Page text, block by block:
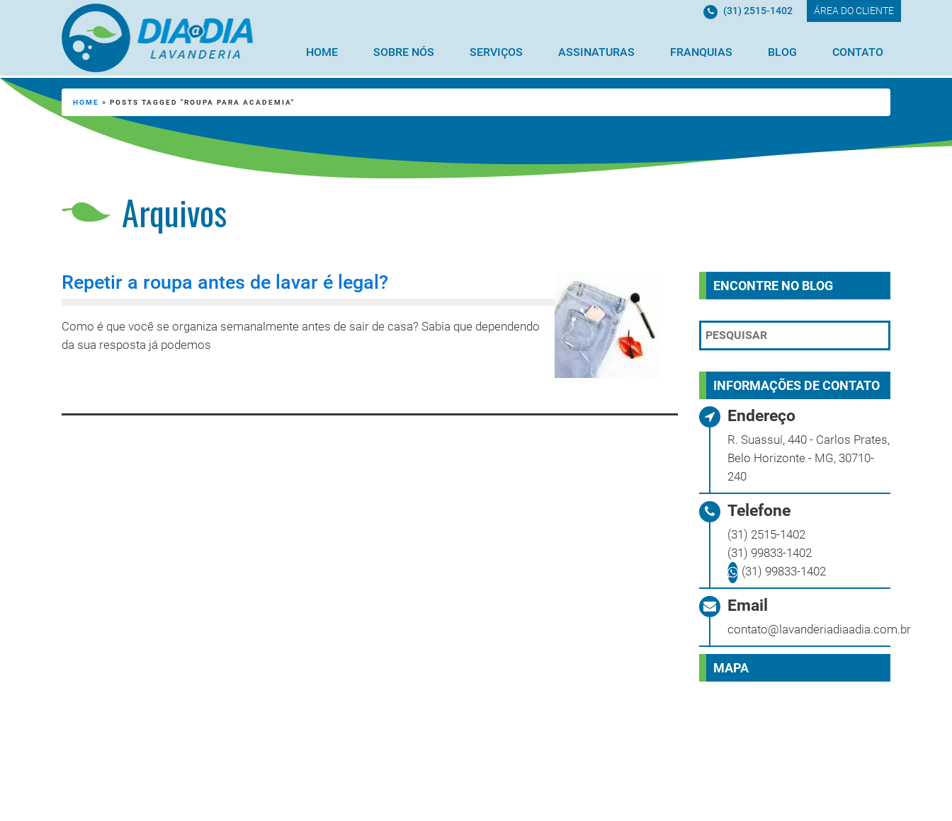
ÁREA DO CLIENTE
(31) 2515-1402
HOME SOBRE NÓS SERVIÇOS ASSINATURAS FRANQUIAS BLOG CONTATO
Arquivos
HOME » POSTS TAGGED "ROUPA PARA ACADEMIA"
Repetir a roupa antes de lavar é legal?
Como é que você se organiza semanalmente antes de sair de casa? Sabia que dependendo
da sua resposta já podemos
ENCONTRE NO BLOG
INFORMAÇÕES DE CONTATO
Endereço
R. Suassuí, 440 - Carlos Prates,
Belo Horizonte - MG, 30710-
240
Telefone
(31) 2515-1402
(31) 99833-1402
(31) 99833-1402
Email
contato@lavanderiadiaadia.com.br
MAPA